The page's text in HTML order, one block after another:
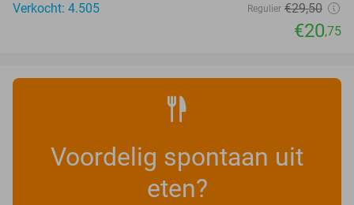
Verkocht: 4.505
Regulier €29,50
€20,75
Voordelig spontaan uit
eten?